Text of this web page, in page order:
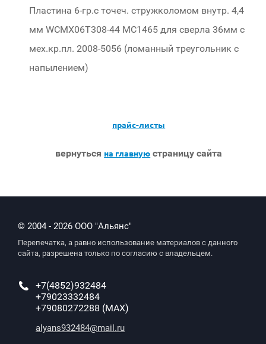
Пластина 6-гр.с точеч. стружколомом внутр. 4,4
мм WCMX06T308-44 МС1465 для сверла 36мм с
мех.кр.пл. 2008-5056 (ломанный треугольник с
напылением)
прайс-листы
вернуться на главную страницу сайта
© 2004 - 2026 ООО "Альянс"
Перепечатка, а равно использование материалов с данного
сайта, разрешена только по согласию с владельцем.
+7(4852)932484
+79023332484
+79080272288 (MAX)
alyans932484@mail.ru